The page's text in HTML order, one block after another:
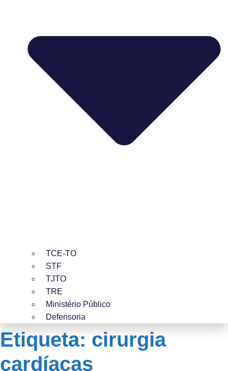
TCE-TO
STF
TJTO
TRE
Ministério Público
Defensoria
Etiqueta: cirurgia
cardíacas